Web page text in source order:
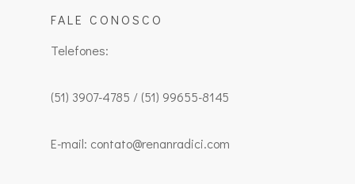
FALE CONOSCO
Telefones:
(51) 3907-4785 / (51) 99655-8145
E-mail: contato@renanradici.com